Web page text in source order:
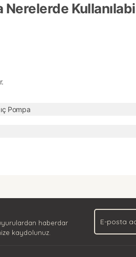
Nerelerde
Pompa
haberdar
kaydolunuz.